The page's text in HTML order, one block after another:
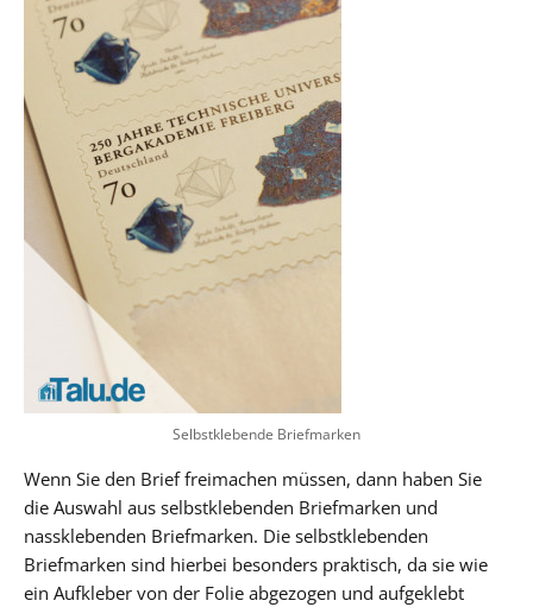
Selbstklebende Briefmarken
Wenn Sie den Brief freimachen müssen, dann haben Sie
die Auswahl aus selbstklebenden Briefmarken und
nassklebenden Briefmarken. Die selbstklebenden
Briefmarken sind hierbei besonders praktisch, da sie wie
ein Aufkleber von der Folie abgezogen und aufgeklebt